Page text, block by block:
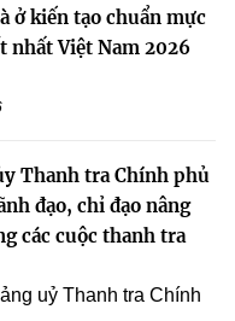
ở kiến tạo chuẩn mực
nhất Việt Nam 2026
Thanh tra Chính phủ
đạo, chỉ đạo nâng
các cuộc thanh tra
uỷ Thanh tra Chính